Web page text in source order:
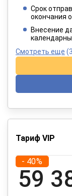
При
Срок
окончания
Внесение
Смотреть еще
Тариф VIP
- 40%
59